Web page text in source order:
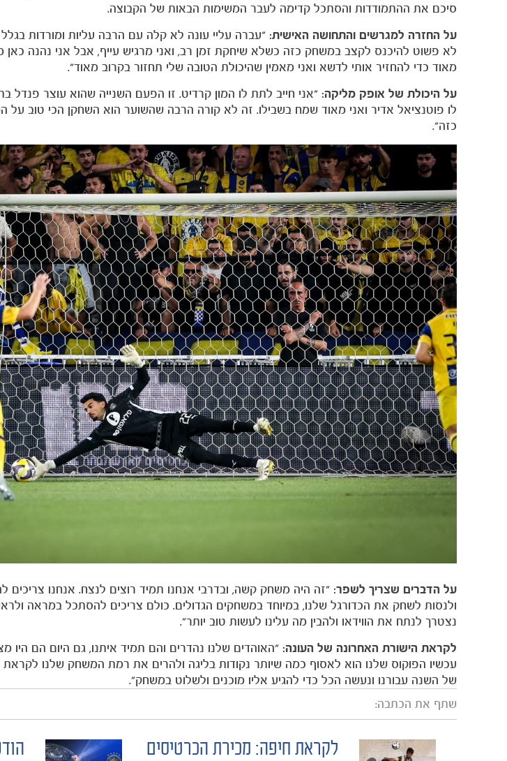
סיכם את ההתמודדות והסתכל קדימה לעבר המשימות הבאות של הקבוצה.
על החזרה למגרשים והתחושה האישית: "עברה עליי עונה לא קלה עם הרבה עליות ומורדות
לא פשוט להיכנס לקצב במשחק כזה כשלא שיחקת זמן רב, ואני מרגיש עייף, אבל אני נהנה כאן
מאוד כדי להחזיר אותי לדשא ואני מאמין שהיכולת הטובה שלי תחזור בקרוב מאוד".
על היכולת של אופק מליקה: "אני חייב לתת לו המון קרדיט. זו הפעם השנייה שהוא עוצר פנדל
לו פוטנציאל אדיר ואני מאוד שמח בשבילו. זה לא קורה הרבה שהשוער הוא השחקן הכי טוב על
כזה".
על הדברים שצריך לשפר: "זה היה משחק קשה, ובדרבי אנחנו תמיד רוצים לנצח. אנחנו צריכים
ולנסות לשחק את הכדורגל שלנו, במיוחד במשחקים הגדולים. כולם צריכים להסתכל במראה
נצטרך לנתח את הווידאו ולהבין מה עלינו לעשות טוב יותר".
לקראת הישורת האחרונה של העונה: "האוהדים שלנו נהדרים והם תמיד איתנו, גם היום הם היו
עכשיו הפוקוס שלנו הוא לאסוף כמה שיותר נקודות בליגה ולהרים את רמת המשחק שלנו
של השנה עבורנו ונעשה הכל כדי להגיע אליו מוכנים ולשלוט במשחק".
שתף את הכתבה:
לקראת חיפה: מכירת הכרטיסים